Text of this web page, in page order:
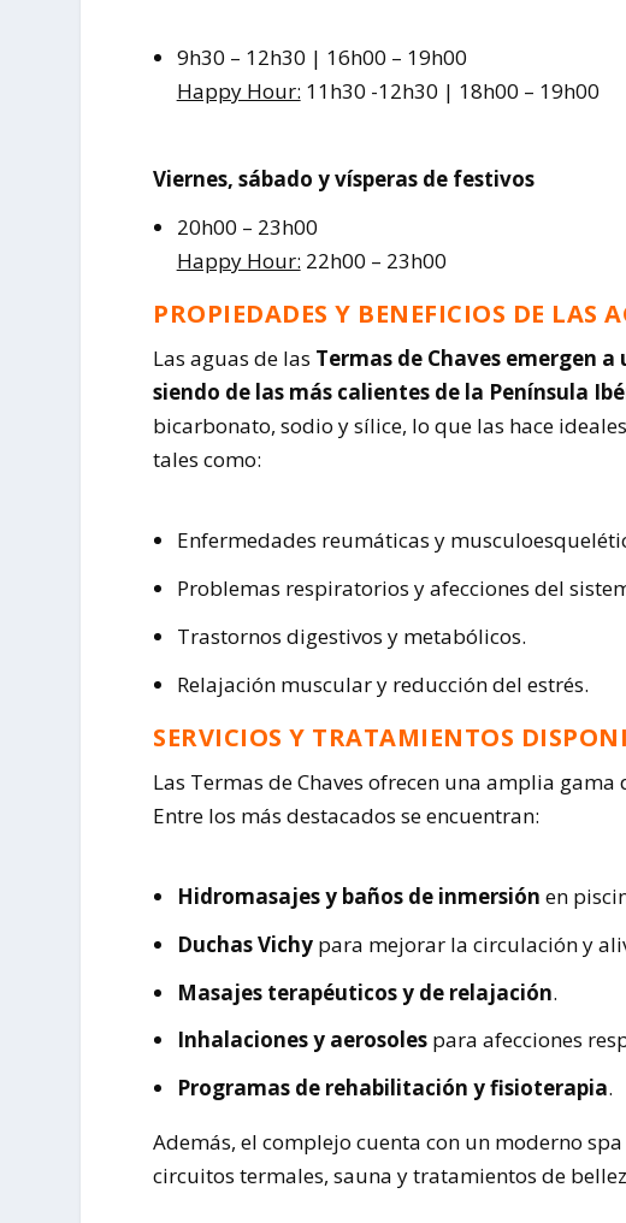
9h30 – 12h30 | 16h00 – 19h00
Happy Hour: 11h30 -12h30 | 18h00 – 19h00
Viernes, sábado y vísperas de festivos
20h00 – 23h00
Happy Hour: 22h00 – 23h00
PROPIEDADES Y BENEFICIOS DE LAS
Las aguas de las Termas de Chaves emergen
siendo de las más calientes de la Península
bicarbonato, sodio y sílice, lo que las hace
tales como:
Enfermedades reumáticas y
Problemas respiratorios y afecciones del
Trastornos digestivos y metabólicos.
Relajación muscular y reducción del estrés.
SERVICIOS Y TRATAMIENTOS
Las Termas de Chaves ofrecen una amplia
Entre los más destacados se encuentran:
Hidromasajes y baños de inmersión en
Duchas Vichypara mejorar la circulación y
Masajes terapéuticos y de relajación.
Inhalaciones y aerosolespara afecciones
Programas de rehabilitación y fisioterapia.
Además, el complejo cuenta con un moderno
circuitos termales, sauna y tratamientos de